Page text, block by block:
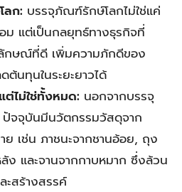
ลก: บรรจุภัณฑ์รักษ์โลกไม่ใช่แค่
ม แต่เป็นกลยุทธ์ทางธุรกิจที่
กษณ์ที่ดี เพิ่มความภักดีของ
ต้นทุนในระยะยาวได้
ต่ไม่ใช่ทั้งหมด: นอกจากบรรจุ
จจุบันมีนวัตกรรมวัสดุจาก
ย เช่น ภาชนะจากชานอ้อย, ถุง
ง และจานจากกาบหมาก ซึ่งล้วน
ะสร้างสรรค์